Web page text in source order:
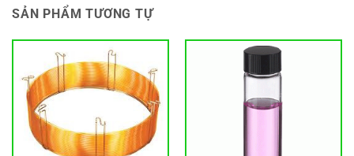
SẢN PHẨM TƯƠNG TỰ